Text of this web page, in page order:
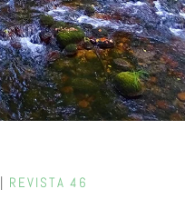
REVISTA 46